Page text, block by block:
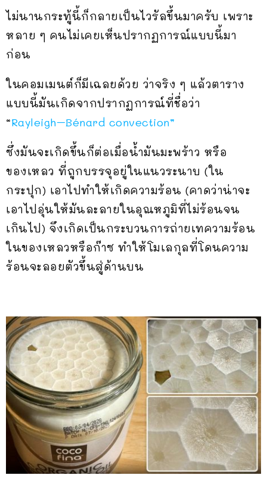
ไม่นานกระทู้นี้ก็กลายเป็นไวรัลขึ้นมาครับ เพราะ
หลาย ๆ คนไม่เคยเห็นปรากฏการณ์แบบนี้มา
ก่อน
ในคอมเมนต์ก็มีเฉลยด้วย ว่าจริง ๆ แล้วตาราง
แบบนี้มันเกิดจากปรากฏการณ์ที่ชื่อว่า
“Rayleigh–Bénard convection”
ซึ่งมันจะเกิดขึ้นก็ต่อเมื่อน้ำมันมะพร้าว หรือ
ของเหลว ที่ถูกบรรจุอยู่ในแนวระนาบ (ใน
กระปุก) เอาไปทำให้เกิดความร้อน (คาดว่าน่าจะ
เอาไปอุ่นให้มันละลายในอุณหภูมิที่ไม่ร้อนจน
เกินไป) จึงเกิดเป็นกระบวนการถ่ายเทความร้อน
ในของเหลวหรือก๊าซ ทำให้โมเลกุลที่โดนความ
ร้อนจะลอยตัวขึ้นสู่ด้านบน